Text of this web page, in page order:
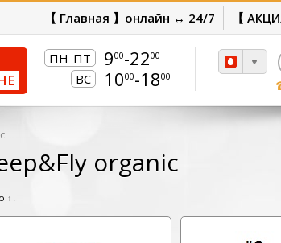
【 Главная 】онлайн ↔ 24/7 【
ПН-ПТ 900-2200
ВС 1000-1800
organic
↑ ↓